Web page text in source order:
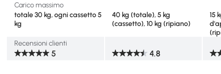
Carico massimo
totale 30 kg, ogni cassetto 5
kg
40 kg (totale), 5 kg
(cassetto), 10 kg (ripiano)
15
Recensioni clienti
5 4.8